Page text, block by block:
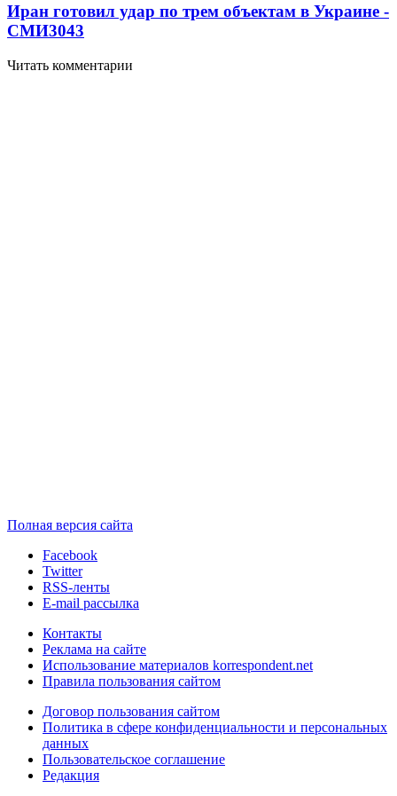
Иран готовил удар по трем объектам в Украине -
СМИ3043
Читать комментарии
Полная версия сайта
Facebook
Twitter
RSS-ленты
E-mail рассылка
Контакты
Реклама на сайте
Использование материалов korrespondent.net
Правила пользования сайтом
Договор пользования сайтом
Политика в сфере конфиденциальности и персональных
данных
Пользовательское соглашение
Редакция